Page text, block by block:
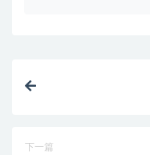
下一篇